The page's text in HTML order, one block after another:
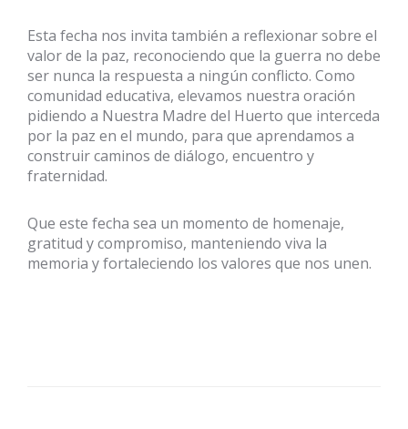
Esta fecha nos invita también a reflexionar sobre el
valor de la paz, reconociendo que la guerra no debe
ser nunca la respuesta a ningún conflicto. Como
comunidad educativa, elevamos nuestra oración
pidiendo a Nuestra Madre del Huerto que interceda
por la paz en el mundo, para que aprendamos a
construir caminos de diálogo, encuentro y
fraternidad.
Que este fecha sea un momento de homenaje,
gratitud y compromiso, manteniendo viva la
memoria y fortaleciendo los valores que nos unen.